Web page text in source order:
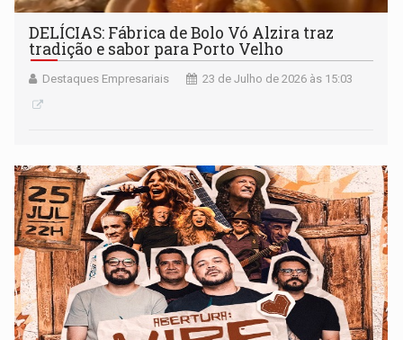
DELÍCIAS: Fábrica de Bolo Vó Alzira traz
tradição e sabor para Porto Velho
Destaques Empresariais 23 de Julho de 2026 às 15:03